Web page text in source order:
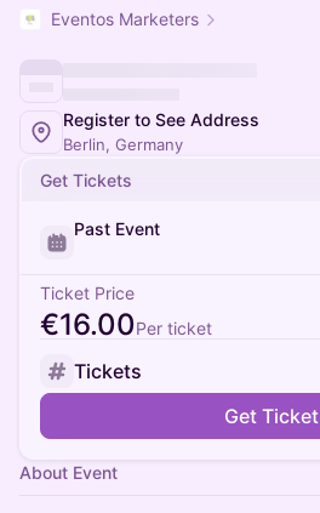
Eventos Marketers
Register to See Address
Berlin, Germany
Get Tickets
Past Event
Ticket Price
€16.00Per ticket
Tickets
Get Ticket
About Event